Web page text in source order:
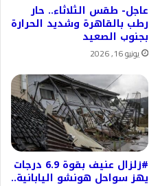
عاجل- طقس الثلاثاء.. حار
رطب بالقاهرة وشديد الحرارة
بجنوب الصعيد
يونيو 16, 2026
#زلزال عنيف بقوة 6.9 درجات
يهز سواحل هونشو اليابانية..